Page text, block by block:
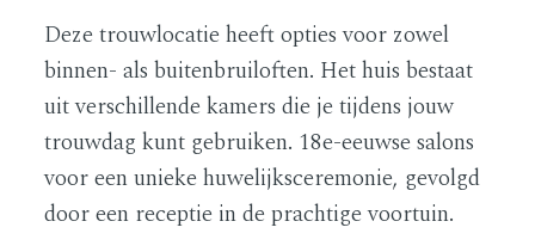
Deze trouwlocatie heeft opties voor zowel
binnen- als buitenbruiloften. Het huis bestaat
uit verschillende kamers die je tijdens jouw
trouwdag kunt gebruiken. 18e-eeuwse salons
voor een unieke huwelijksceremonie, gevolgd
door een receptie in de prachtige voortuin.